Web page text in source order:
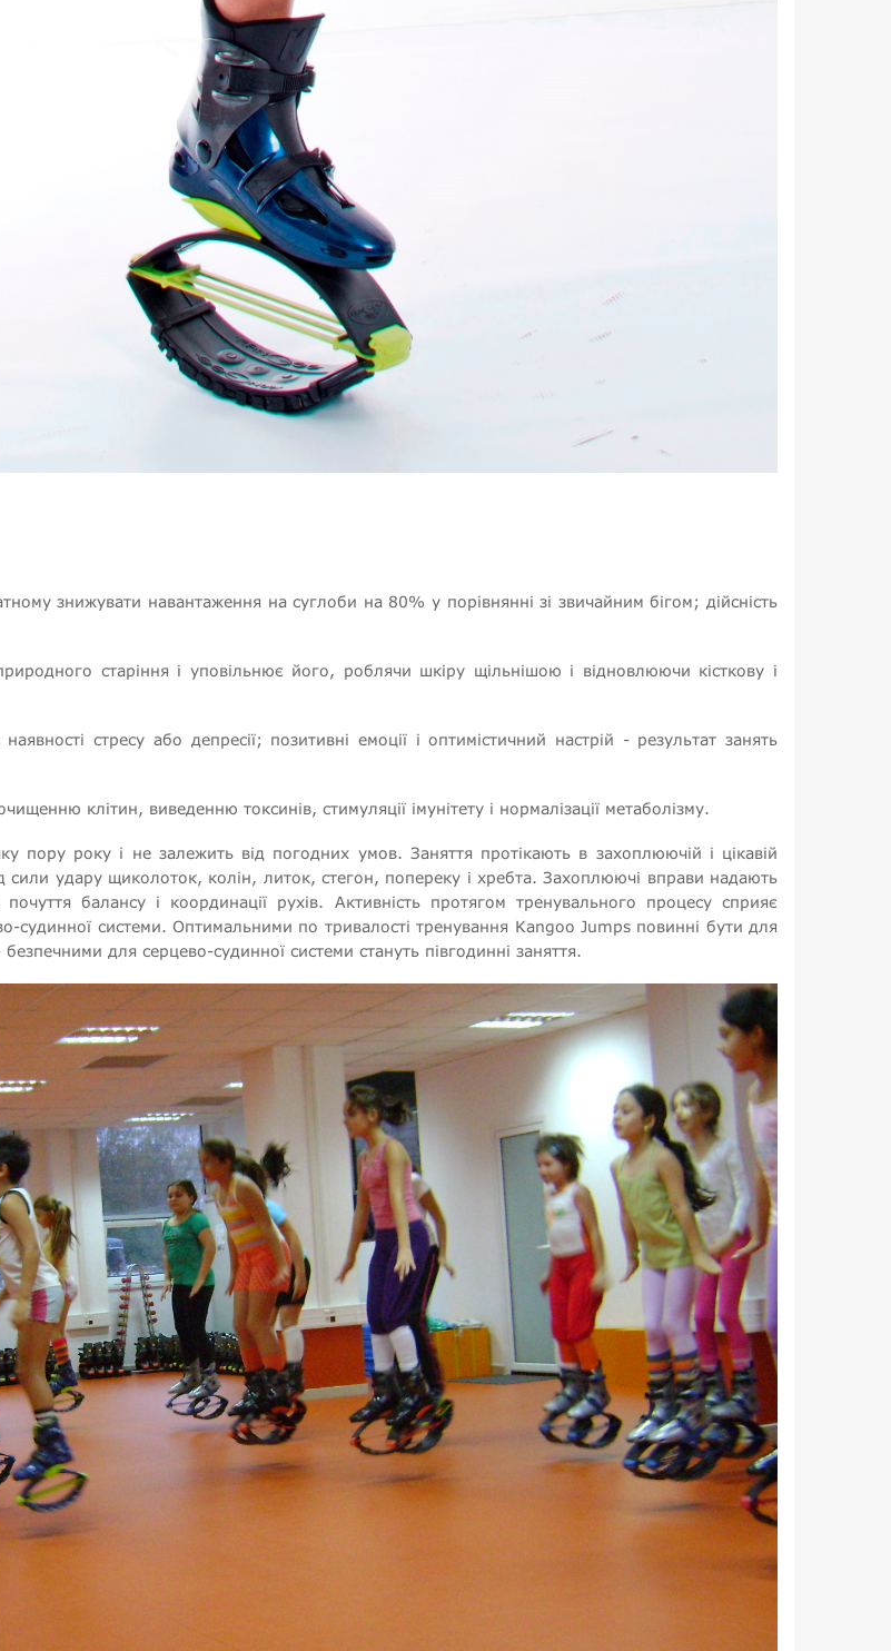
знижувати навантаження на суглоби на 80% у порівнянні зі звичайним бігом; дійсність
старіння і уповільнює його, роблячи шкіру щільнішою і відновлюючи кісткову і
стресу або депресії; позитивні емоції і оптимістичний настрій - результат занять
клітин, виведенню токсинів, стимуляції імунітету і нормалізації метаболізму.
пору року і не залежить від погодних умов. Заняття протікають в захоплюючій і цікавій
сили удару щиколоток, колін, литок, стегон, попереку і хребта. Захоплюючі вправи надають
балансу і координації рухів. Активність протягом тренувального процесу сприяє
системи. Оптимальними по тривалості тренування Kangoo Jumps повинні бути для
для серцево-судинної системи стануть півгодинні заняття.